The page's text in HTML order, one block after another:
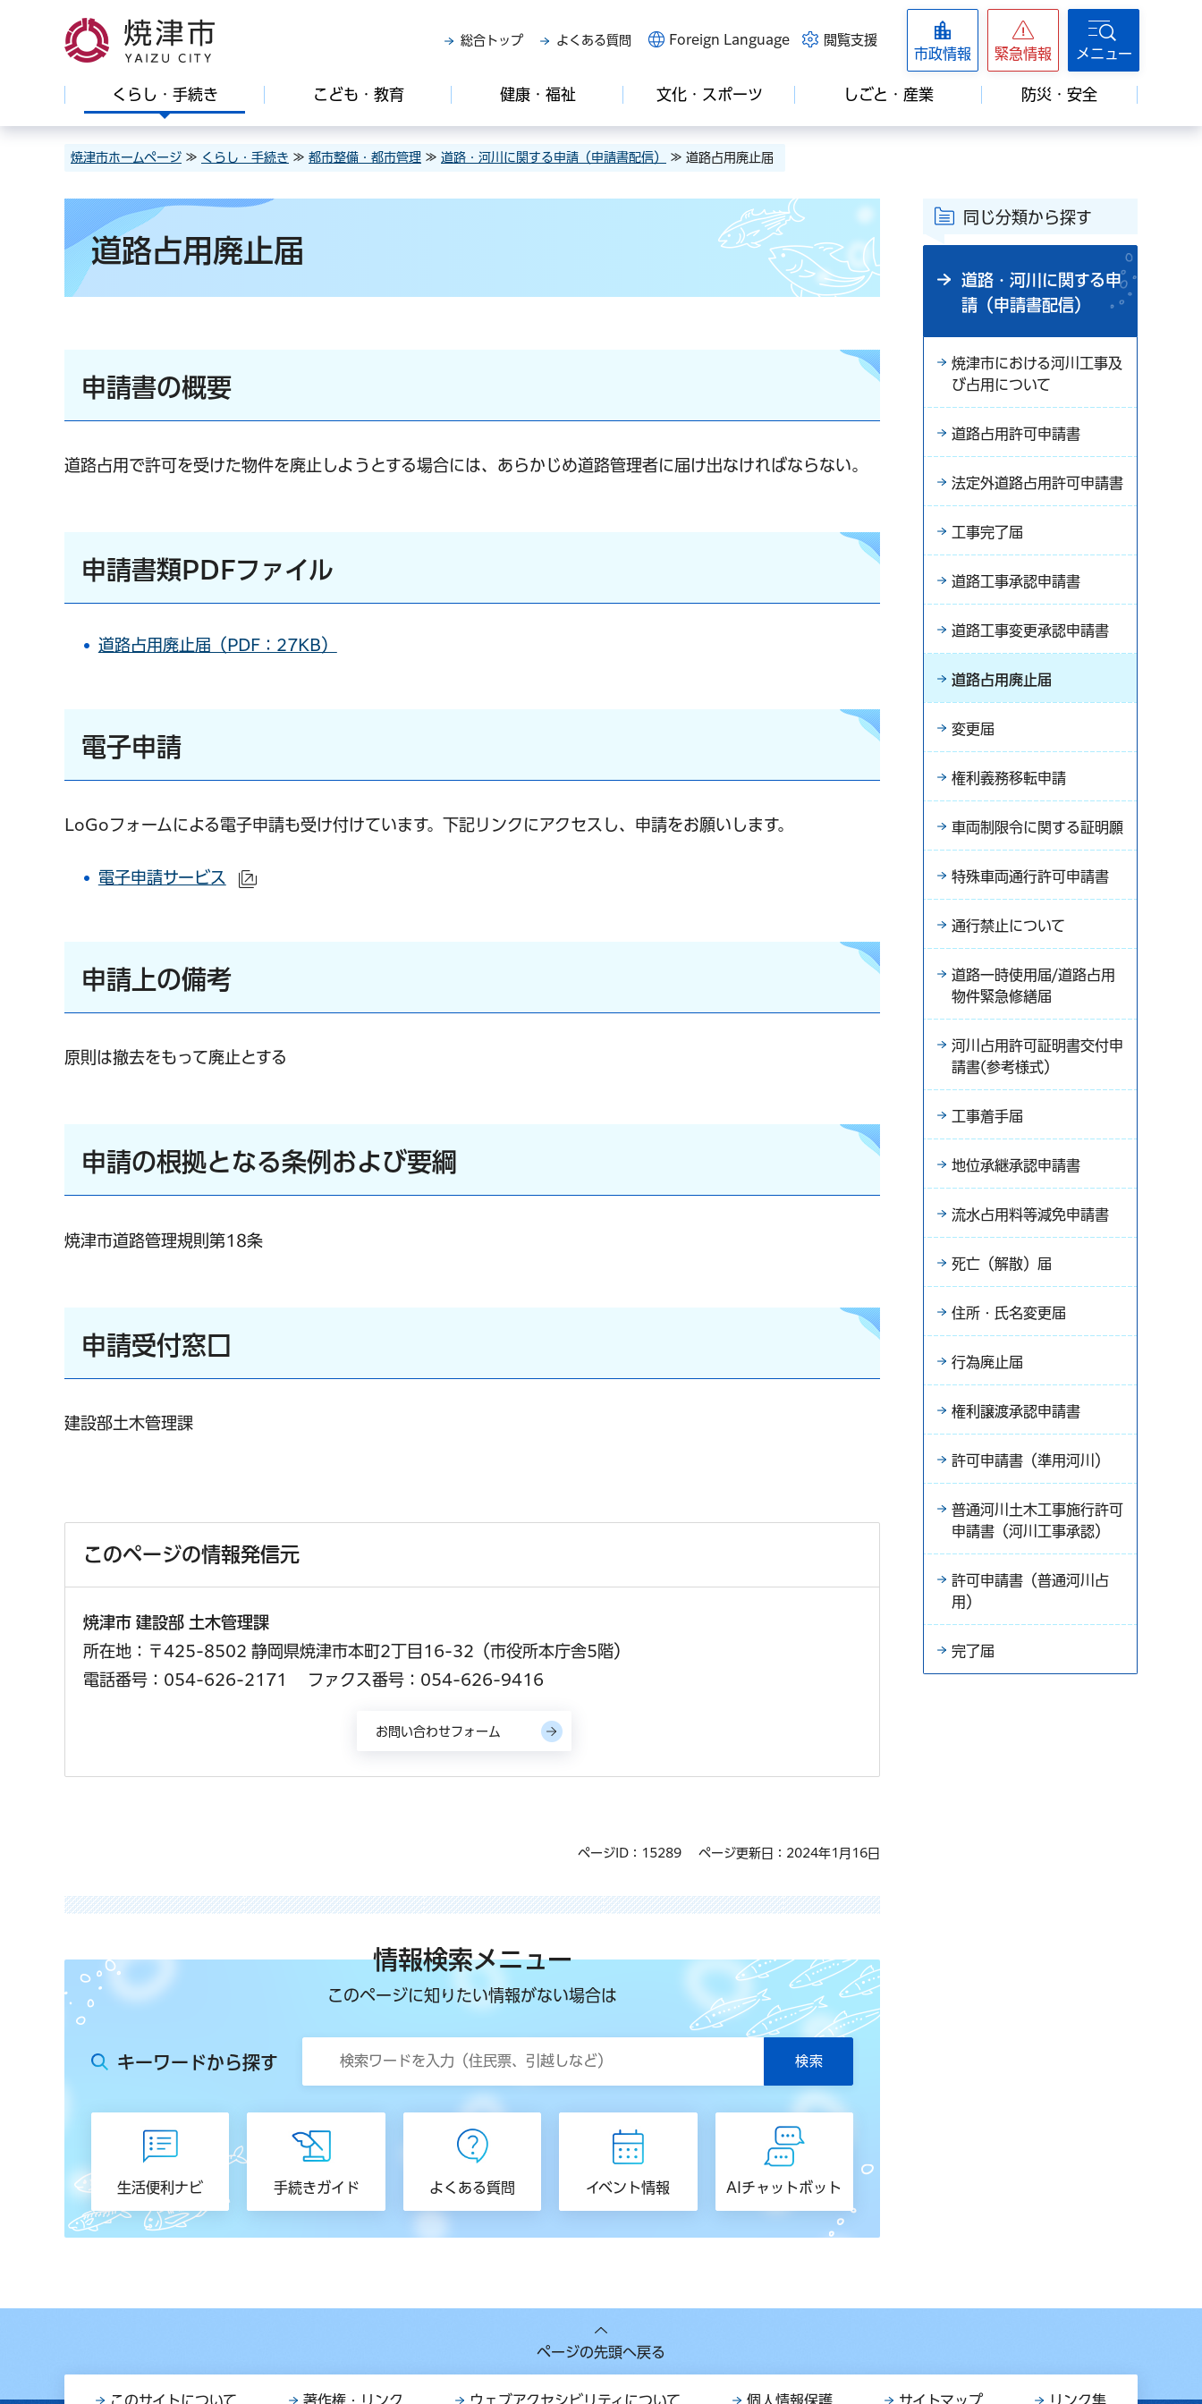
焼津市
総合トップ よくある質問 Foreign Language 閲覧支援
市政情報 緊急情報 メニュー
くらし・手続き こども・教育 健康・福祉 文化・スポーツ しごと・産業 防災・安全
焼津市ホームページ ≫ くらし・手続き ≫ 都市整備・都市管理 ≫ 道路・河川に関する申請（申請書配信） ≫ 道路占用廃止届
道路占用廃止届
申請書の概要
道路占用で許可を受けた物件を廃止しようとする場合には、あらかじめ道路管理者に届け出なければならない。
申請書類PDFファイル
道路占用廃止届（PDF：27KB）
電子申請
LoGoフォームによる電子申請も受け付けています。下記リンクにアクセスし、申請をお願いします。
電子申請サービス （外部サイトへリンク）
申請上の備考
原則は撤去をもって廃止とする
申請の根拠となる条例および要綱
焼津市道路管理規則第18条
申請受付窓口
建設部土木管理課
このページの情報発信元
焼津市 建設部 土木管理課
所在地：〒425-8502 静岡県焼津市本町2丁目16-32（市役所本庁舎5階）
電話番号：054-626-2171
ファクス番号：054-626-9416
ページID：15289 ページ更新日：2024年1月16日
情報検索メニュー
このページに知りたい情報がない場合は
キーワードから探す
生活便利ナビ 手続きガイド よくある質問 イベント情報 AIチャットボット
同じ分類から探す
道路・河川に関する申
請（申請書配信）
焼津市における河川工事及
び占用について
道路占用許可申請書
法定外道路占用許可申請書
工事完了届
道路工事承認申請書
道路工事変更承認申請書
道路占用廃止届
変更届
権利義務移転申請
車両制限令に関する証明願
特殊車両通行許可申請書
通行禁止について
道路一時使用届/道路占用
物件緊急修繕届
河川占用許可証明書交付申
請書(参考様式）
工事着手届
地位承継承認申請書
流水占用料等減免申請書
死亡（解散）届
住所・氏名変更届
行為廃止届
権利譲渡承認申請書
許可申請書（準用河川）
普通河川土木工事施行許可
申請書（河川工事承認）
許可申請書（普通河川占
用）
完了届
ページの先頭へ戻る
このサイトについて 著作権・リンク ウェブアクセシビリティについて 個人情報保護 サイトマップ リンク集